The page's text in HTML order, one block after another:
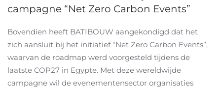
campagne “Net Zero Carbon Events”
Bovendien heeft BATIBOUW aangekondigd dat het
zich aansluit bij het initiatief “Net Zero Carbon Events”,
waarvan de roadmap werd voorgesteld tijdens de
laatste COP27 in Egypte. Met deze wereldwijde
campagne wil de evenementensector organisaties